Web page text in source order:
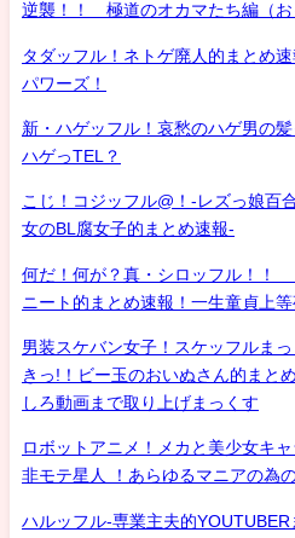
逆襲！！ 極道のオカマたち編（お
タダッフル！ネトゲ廃人的まとめ
パワーズ！
新・ハゲッフル！哀愁のハゲ男の
ハゲっTEL？
こじ！コジッフル@！-レズっ娘百
女のBL腐女子的まとめ速報-
何だ！何が？真・シロッフル！
ニート的まとめ速報！一生童貞上等
男装スケバン女子！スケッフルま
きっ!！ビー玉のおいぬさん的まと
しろ動画まで取り上げまっくす
ロボットアニメ！メカと美少女キ
非モテ星人 ！あらゆるマニアの為
ハルッフル-専業主夫的